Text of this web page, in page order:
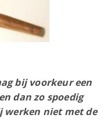
bij voorkeur een
dan zo spoedig
werken niet met de